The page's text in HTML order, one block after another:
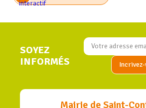
SOYEZ
INFORMÉS
Mairie de Saint-